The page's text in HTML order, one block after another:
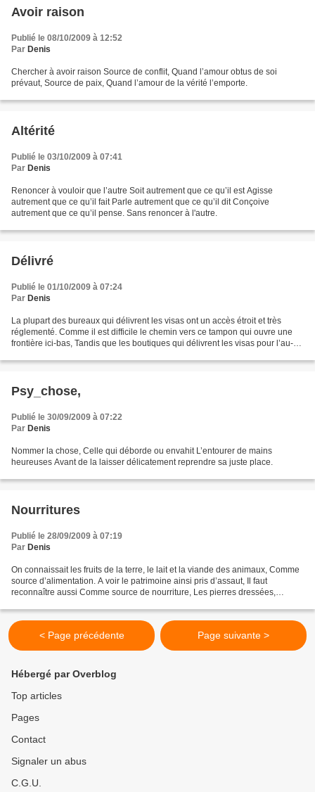
Avoir raison
Publié le 08/10/2009 à 12:52
Par Denis
Chercher à avoir raison Source de conflit, Quand l’amour obtus de soi
prévaut, Source de paix, Quand l’amour de la vérité l’emporte.
Altérité
Publié le 03/10/2009 à 07:41
Par Denis
Renoncer à vouloir que l’autre Soit autrement que ce qu’il est Agisse
autrement que ce qu’il fait Parle autrement que ce qu’il dit Conçoive
autrement que ce qu’il pense. Sans renoncer à l'autre.
Délivré
Publié le 01/10/2009 à 07:24
Par Denis
La plupart des bureaux qui délivrent les visas ont un accès étroit et très
réglementé. Comme il est difficile le chemin vers ce tampon qui ouvre une
frontière ici-bas, Tandis que les boutiques qui délivrent les visas pour l’au-
Psy_chose,
Publié le 30/09/2009 à 07:22
Par Denis
Nommer la chose, Celle qui déborde ou envahit L’entourer de mains
heureuses Avant de la laisser délicatement reprendre sa juste place.
Nourritures
Publié le 28/09/2009 à 07:19
Par Denis
On connaissait les fruits de la terre, le lait et la viande des animaux, Comme
source d’alimentation. A voir le patrimoine ainsi pris d’assaut, Il faut
reconnaître aussi Comme source de nourriture, Les pierres dressées,
< Page précédente Page suivante >
Hébergé par Overblog
Top articles
Pages
Contact
Signaler un abus
C.G.U.